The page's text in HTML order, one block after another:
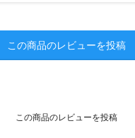
この商品のレビューを投稿
この商品のレビューを投稿